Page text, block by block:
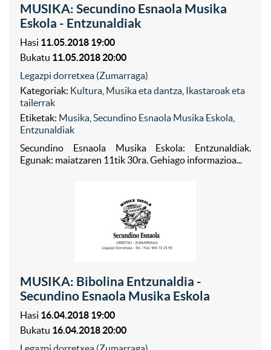
MUSIKA: Secundino Esnaola Musika
Eskola - Entzunaldiak
Hasi 11.05.2018 19:00
Bukatu 11.05.2018 20:00
Legazpi dorretxea (Zumarraga)
Kategoriak: Kultura Musika eta dantza Ikastaroak eta
tailerrak
Etiketak: Musika Secundino Esnaola Musika Eskola
Entzunaldiak
Secundino Esnaola Musika Eskola: Entzunaldiak.
Egunak: maiatzaren 11tik 30ra. Gehiago informazioa...
MUSIKA: Bibolina Entzunaldia -
Secundino Esnaola Musika Eskola
Hasi 16.04.2018 19:00
Bukatu 16.04.2018 20:00